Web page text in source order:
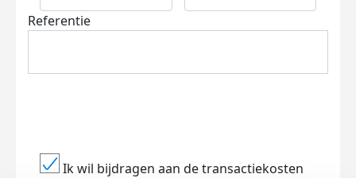
Referentie
Ik wil bijdragen aan de transactiekosten